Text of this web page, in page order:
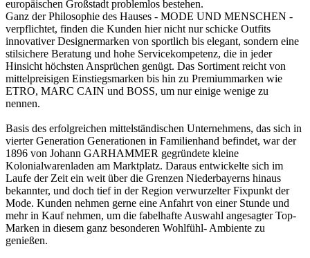
europäischen Großstadt problemlos bestehen.
Ganz der Philosophie des Hauses - MODE UND MENSCHEN -
verpflichtet, finden die Kunden hier nicht nur schicke Outfits
innovativer Designermarken von sportlich bis elegant, sondern eine
stilsichere Beratung und hohe Servicekompetenz, die in jeder
Hinsicht höchsten Ansprüchen genügt. Das Sortiment reicht von
mittelpreisigen Einstiegsmarken bis hin zu Premiummarken wie
ETRO, MARC CAIN und BOSS, um nur einige wenige zu
nennen.
Basis des erfolgreichen mittelständischen Unternehmens, das sich in
vierter Generation Generationen in Familienhand befindet, war der
1896 von Johann GARHAMMER gegründete kleine
Kolonialwarenladen am Marktplatz. Daraus entwickelte sich im
Laufe der Zeit ein weit über die Grenzen Niederbayerns hinaus
bekannter, und doch tief in der Region verwurzelter Fixpunkt der
Mode. Kunden nehmen gerne eine Anfahrt von einer Stunde und
mehr in Kauf nehmen, um die fabelhafte Auswahl angesagter Top-
Marken in diesem ganz besonderen Wohlfühl- Ambiente zu
genießen.